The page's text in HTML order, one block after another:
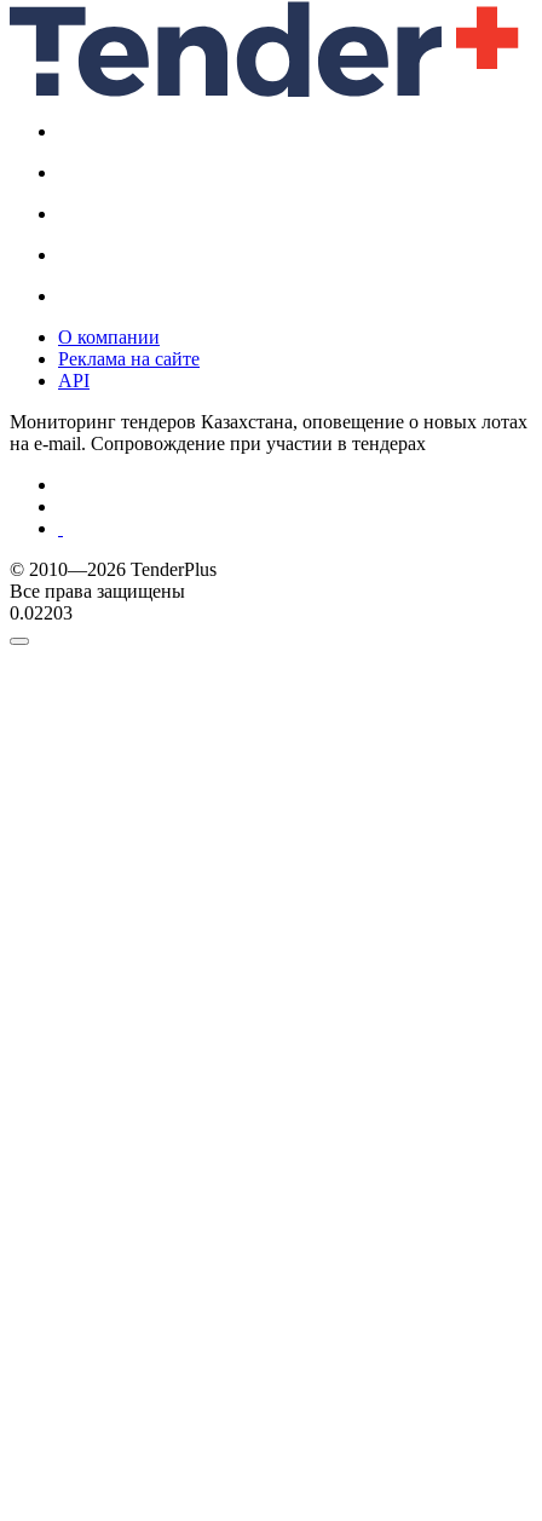
О компании
Реклама на сайте
API
Мониторинг тендеров Казахстана, оповещение о новых лотах
на e-mail. Сопровождение при участии в тендерах
© 2010—2026 TenderPlus
Все права защищены
0.02203